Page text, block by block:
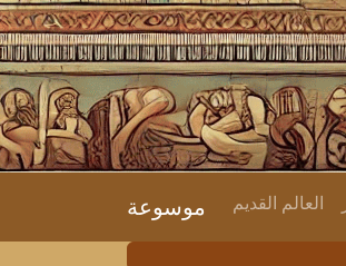
موسوعة العالم القديم